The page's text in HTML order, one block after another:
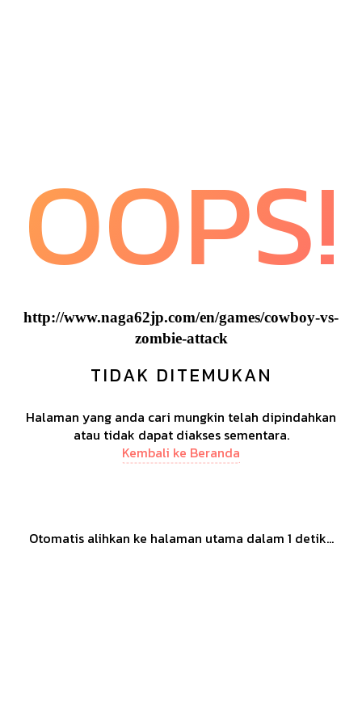
OOPS!
http://www.naga62jp.com/en/games/cowboy-vs-
zombie-attack
TIDAK DITEMUKAN
Halaman yang anda cari mungkin telah dipindahkan
atau tidak dapat diakses sementara.
Kembali ke Beranda
Otomatis alihkan ke halaman utama dalam 1 detik...